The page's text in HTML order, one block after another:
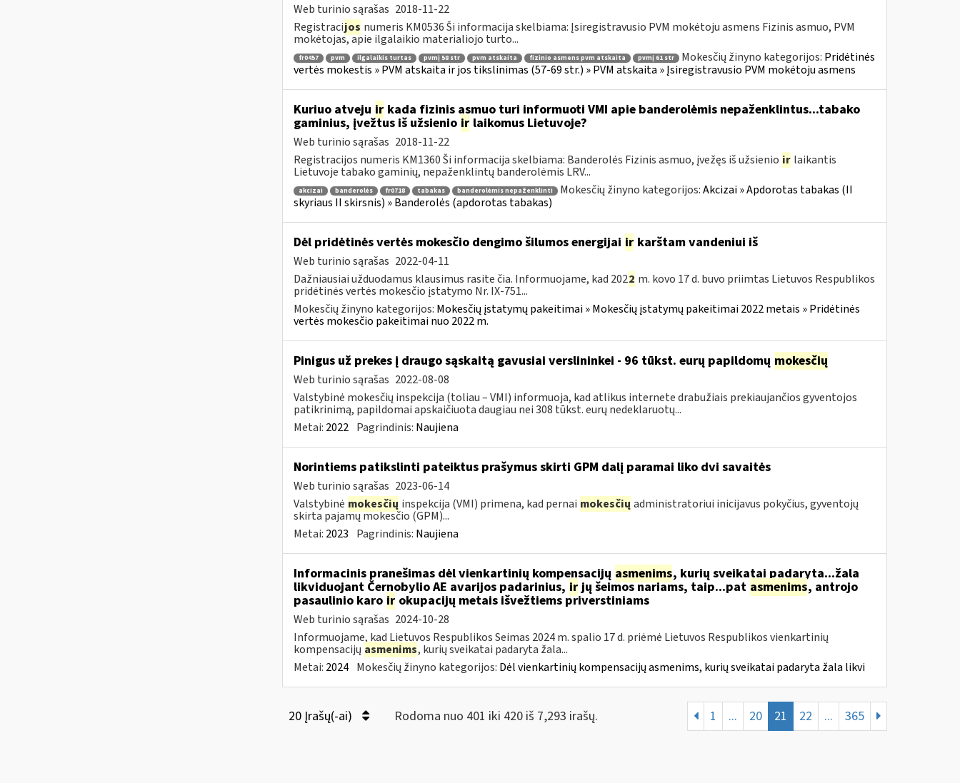
Web turinio sąrašas 2018-11-22
Registracijos numeris KM0536 Ši informacija skelbiama: Įsiregistravusio PVM mokėtoju asmens Fizinis asmuo, PVM
mokėtojas, apie ilgalaikio materialiojo turto...
fr0457 pvm ilgalaikis turtas pvmį 58 str pvm atskaita fizinio asmens pvm atskaita pvmį 61 str Mokesčių žinyno kategorijos: Pridėtinės
vertės mokestis » PVM atskaita ir jos tikslinimas (57-69 str.) » PVM atskaita » Įsiregistravusio PVM mokėtoju asmens
Kuriuo atveju irkada fizinis asmuo turi informuoti VMI apie banderolėmis nepaženklintus...tabako
gaminius, įvežtus iš užsienio irlaikomus Lietuvoje?
Web turinio sąrašas 2018-11-22
Registracijos numeris KM1360 Ši informacija skelbiama: Banderolės Fizinis asmuo, įvežęs iš užsienio ir laikantis
Lietuvoje tabako gaminių, nepaženklintų banderolėmis LRV...
akcizai banderolės fr0718 tabakas banderolėmis nepaženklinti Mokesčių žinyno kategorijos:Akcizai » Apdorotas tabakas (II
skyriaus II skirsnis) » Banderolės (apdorotas tabakas)
Dėl pridėtinės vertės mokesčio dengimo šilumos energijai irkarštam vandeniui iš
Web turinio sąrašas 2022-04-11
Dažniausiai užduodamus klausimus rasite čia. Informuojame, kad 2022 m. kovo 17 d. buvo priimtas Lietuvos Respublikos
pridėtinės vertės mokesčio įstatymo Nr. IX-751...
Mokesčių žinyno kategorijos: Mokesčių įstatymų pakeitimai » Mokesčių įstatymų pakeitimai 2022 metais » Pridėtinės
vertės mokesčio pakeitimai nuo 2022 m.
Pinigus už prekes į draugo sąskaitą gavusiai verslininkei - 96 tūkst. eurų papildomų mokesčių
Web turinio sąrašas 2022-08-08
Valstybinė mokesčių inspekcija (toliau – VMI) informuoja, kad atlikus internete drabužiais prekiaujančios gyventojos
patikrinimą, papildomai apskaičiuota daugiau nei 308 tūkst. eurų nedeklaruotų...
Metai: 2022 Pagrindinis: Naujiena
Norintiems patikslinti pateiktus prašymus skirti GPM dalį paramai liko dvi savaitės
Web turinio sąrašas 2023-06-14
Valstybinė mokesčių inspekcija (VMI) primena, kad pernai mokesčių administratoriui inicijavus pokyčius, gyventojų
skirta pajamų mokesčio (GPM)...
Metai: 2023 Pagrindinis: Naujiena
Informacinis pranešimas dėl vienkartinių kompensacijų asmenims, kurių sveikatai padaryta...žala
likviduojant Černobylio AE avarijos padarinius, irjų šeimos nariams, taip...pat asmenims, antrojo
pasaulinio karo irokupacijų metais išvežtiems priverstiniams
Web turinio sąrašas 2024-10-28
Informuojame, kad Lietuvos Respublikos Seimas 2024 m. spalio 17 d. priėmė Lietuvos Respublikos vienkartinių
kompensacijų asmenims, kurių sveikatai padaryta žala...
Metai: 2024 Mokesčių žinyno kategorijos: Dėl vienkartinių kompensacijų asmenims, kurių sveikatai padaryta žala likvi
20 Įrašų(-ai) Rodoma nuo 401 iki 420 iš 7,293 irašų. 1 ... 20 21 22 ... 365